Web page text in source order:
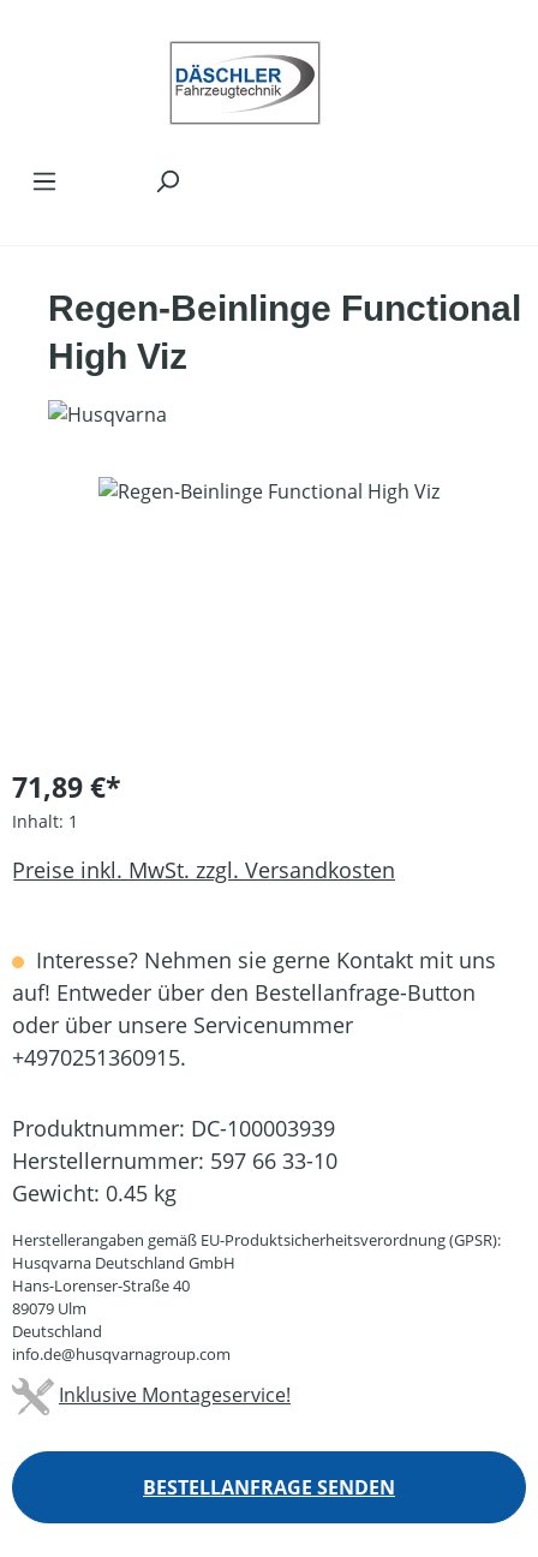
Regen-Beinlinge Functional
High Viz
Bildergalerie überspringen
71,89 €*
Inhalt: 1
Preise inkl. MwSt. zzgl. Versandkosten
Interesse? Nehmen sie gerne Kontakt mit uns
auf! Entweder über den Bestellanfrage-Button
oder über unsere Servicenummer
+4970251360915.
Produktnummer: DC-100003939
Herstellernummer: 597 66 33-10
Gewicht: 0.45 kg
Herstellerangaben gemäß EU-Produktsicherheitsverordnung (GPSR):
Husqvarna Deutschland GmbH
Hans-Lorenser-Straße 40
89079 Ulm
Deutschland
info.de@husqvarnagroup.com
Inklusive Montageservice!
BESTELLANFRAGE SENDEN